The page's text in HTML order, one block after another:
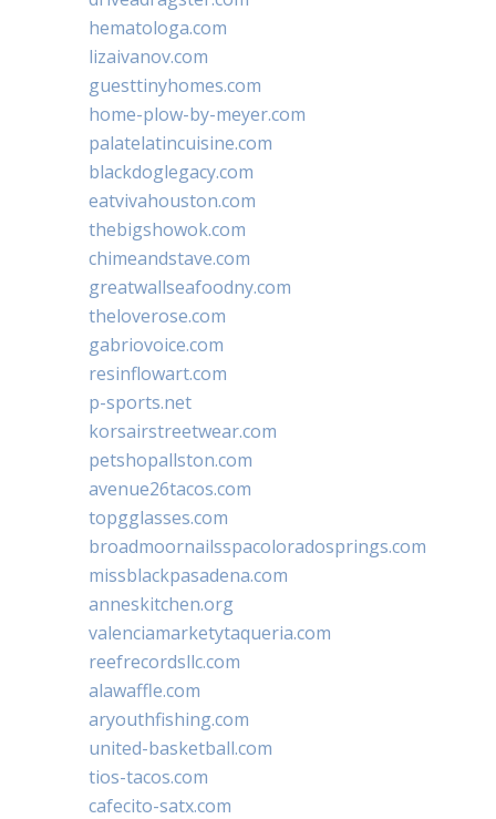
hematologa.com
lizaivanov.com
guesttinyhomes.com
home-plow-by-meyer.com
palatelatincuisine.com
blackdoglegacy.com
eatvivahouston.com
thebigshowok.com
chimeandstave.com
greatwallseafoodny.com
theloverose.com
gabriovoice.com
resinflowart.com
p-sports.net
korsairstreetwear.com
petshopallston.com
avenue26tacos.com
topgglasses.com
broadmoornailsspacoloradosprings.com
missblackpasadena.com
anneskitchen.org
valenciamarketytaqueria.com
reefrecordsllc.com
alawaffle.com
aryouthfishing.com
united-basketball.com
tios-tacos.com
cafecito-satx.com